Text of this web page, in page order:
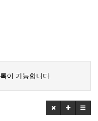
이 가능합니다.